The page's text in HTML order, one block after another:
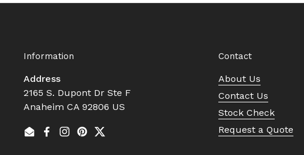
Information
Address
2165 S. Dupont Dr Ste F
Anaheim CA 92806 US
EmailFacebook
Instagram
Pinterest
Twitter
Contact
About Us
Contact Us
Stock Check
Request a Quote